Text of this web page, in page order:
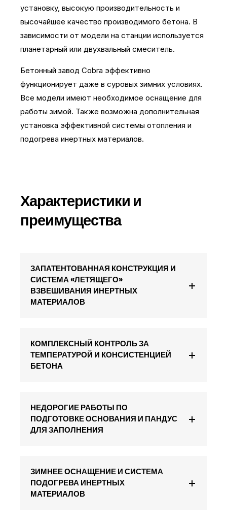
установку, высокую производительность и
высочайшее качество производимого бетона. В
зависимости от модели на станции используется
планетарный или двухвальный смеситель.
Бетонный завод Cobra эффективно
функционирует даже в суровых зимних условиях.
Все модели имеют необходимое оснащение для
работы зимой. Также возможна дополнительная
установка эффективной системы отопления и
подогрева инертных материалов.
Характеристики и
преимущества
ЗАПАТЕНТОВАННАЯ КОНСТРУКЦИЯ И
СИСТЕМА «ЛЕТЯЩЕГО»
ВЗВЕШИВАНИЯ ИНЕРТНЫХ
МАТЕРИАЛОВ
КОМПЛЕКСНЫЙ КОНТРОЛЬ ЗА
ТЕМПЕРАТУРОЙ И КОНСИСТЕНЦИЕЙ
БЕТОНА
НЕДОРОГИЕ РАБОТЫ ПО
ПОДГОТОВКЕ ОСНОВАНИЯ И ПАНДУС
ДЛЯ ЗАПОЛНЕНИЯ
ЗИМНЕЕ ОСНАЩЕНИЕ И СИСТЕМА
ПОДОГРЕВА ИНЕРТНЫХ
МАТЕРИАЛОВ